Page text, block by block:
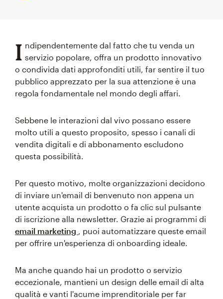
I ndipendentemente dal fatto che tu venda un
servizio popolare, offra un prodotto innovativo
o condivida dati approfonditi utili, far sentire il tuo
pubblico apprezzato per la sua attenzione è una
regola fondamentale nel mondo degli affari.
Sebbene le interazioni dal vivo possano essere
molto utili a questo proposito, spesso i canali di
vendita digitali e di abbonamento escludono
questa possibilità.
Per questo motivo, molte organizzazioni decidono
di inviare un'email di benvenuto non appena un
utente acquista un prodotto o fa clic sul pulsante
di iscrizione alla newsletter. Grazie ai programmi di
email marketing , puoi automatizzare queste email
per offrire un'esperienza di onboarding ideale.
Ma anche quando hai un prodotto o servizio
eccezionale, mantieni un design delle email di alta
qualità e vanti l'acume imprenditoriale per far